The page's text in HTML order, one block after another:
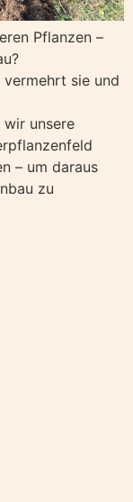
Pflanzen –
sie und
unsere
– um daraus
zu